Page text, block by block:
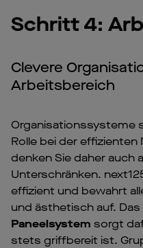
Schritt 4:
Clevere
Arbeitsbereich
Organisationssysteme
Rolle bei der
denken Sie daher auch
Unterschränken.
effizient und bewahrt
und ästhetisch auf.
Paneelsystem sorgt
stets griffbereit ist.